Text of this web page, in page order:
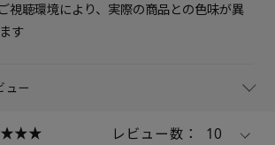
視聴環境により、実際の商品との色味が異
す
ュー
レビュー数： 10